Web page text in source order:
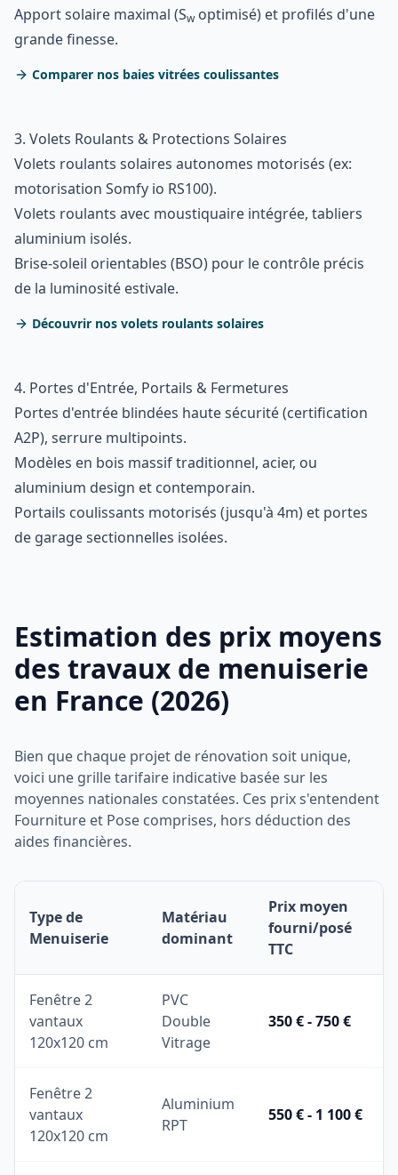
Apport solaire maximal (Swoptimisé) et profilés d'une
grande finesse.
Comparer nos baies vitrées coulissantes
3. Volets Roulants & Protections Solaires
Volets roulants solaires autonomes motorisés (ex:
motorisation Somfy io RS100).
Volets roulants avec moustiquaire intégrée, tabliers
aluminium isolés.
Brise-soleil orientables (BSO) pour le contrôle précis
de la luminosité estivale.
Découvrir nos volets roulants solaires
4. Portes d'Entrée, Portails & Fermetures
Portes d'entrée blindées haute sécurité (certification
A2P), serrure multipoints.
Modèles en bois massif traditionnel, acier, ou
aluminium design et contemporain.
Portails coulissants motorisés (jusqu'à 4m) et portes
de garage sectionnelles isolées.
Estimation des prix moyens
des travaux de menuiserie
en France (2026)
Bien que chaque projet de rénovation soit unique,
voici une grille tarifaire indicative basée sur les
moyennes nationales constatées. Ces prix s'entendent
Fourniture et Pose comprises, hors déduction des
aides financières.
Type de
Menuiserie
Matériau
dominant
Prix moyen
fourni/posé
TTC
Fenêtre 2
vantaux
120x120 cm
PVC
Double
Vitrage
350 € - 750 €
Fenêtre 2
vantaux
120x120 cm
Aluminium
RPT
550 € - 1 100 €